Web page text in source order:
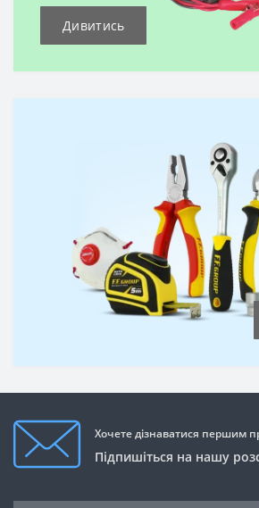
Дивитись
Хочете дізнаватися першим
Підпишіться на нашу